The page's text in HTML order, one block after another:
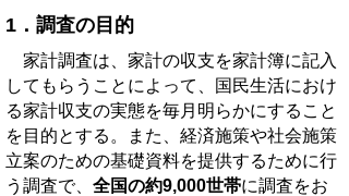
1．調査の目的
家計調査は、家計の収支を家計簿に記入
してもらうことによって、国民生活におけ
る家計収支の実態を毎月明らかにすること
を目的とする。また、経済施策や社会施策
立案のための基礎資料を提供するために行
う調査で、 全国の約9,000世帯に調査をお